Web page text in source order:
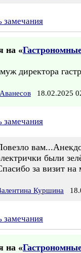
замечания
на «
директора
18.02.2025
замечания
были
за визит на
Куршина
замечания
на «